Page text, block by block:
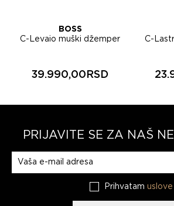
BOSS
C-Levaio muški džemper
39.990,00RSD
C-
PRIJAVITE SE ZA NAŠ
Prihvatam uslove